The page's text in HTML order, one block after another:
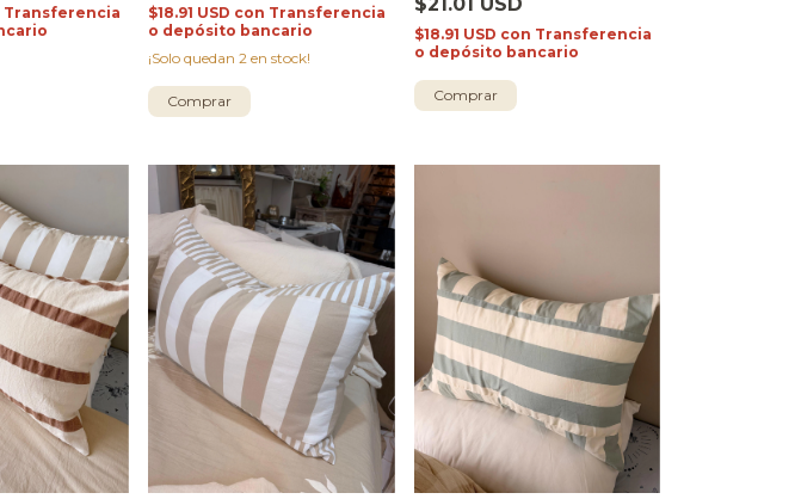
Transferencia
$18.91 USD con Transferencia
o depósito bancario
¡Solo quedan2 en stock!
Comprar
$18.91 USD con Transferencia
o depósito bancario